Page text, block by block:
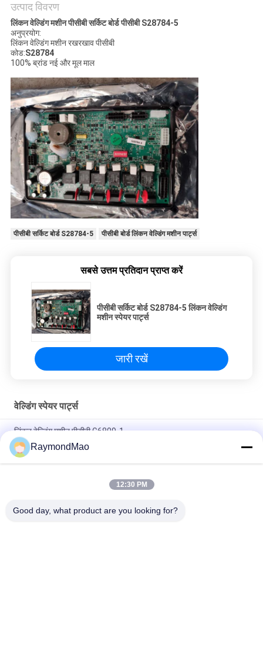
उत्पाद विवरण
लिंकन वेल्डिंग मशीन पीसीबी सर्किट बोर्ड पीसीबी S28784-5
अनुप्रयोग:
लिंकन वेल्डिंग मशीन रखरखाव पीसीबी
कोड:S28784
100% ब्रांड नई और मूल माल
पीसीबी सर्किट बोर्ड S28784-5 पीसीबी बोर्ड लिंकन वेल्डिंग मशीन पार्ट्स
सबसे उत्तम प्रतिदान प्राप्त करें
पीसीबी सर्किट बोर्ड S28784-5 लिंकन वेल्डिंग
मशीन स्पेयर पार्ट्स
जारी रखें
वेल्डिंग स्पेयर पार्ट्स
लिंकन वेल्डिंग मशीन पीसीबी G6809-1
लिंकन वेल्डिंग मशीन 9SM20969-1A वोल्टेज मीटर स्पेयर पार्ट्स 9SM20969-
1A
लिंकन वेल्डिंग मशीन पीसीबी सर्किट बोर्ड S29833 पीसीबी वेल्डिंग मशीन PCB
RaymondMao
12:30 PM
Good day, what product are you looking for?